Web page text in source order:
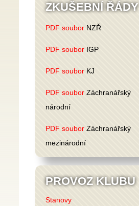
ZKUŠEBNÍ ŘÁDY
PDF souborNZŘ
PDF souborIGP
PDF souborKJ
PDF souborZáchranářský
národní
PDF souborZáchranářský
mezinárodní
PROVOZ KLUBU
Stanovy